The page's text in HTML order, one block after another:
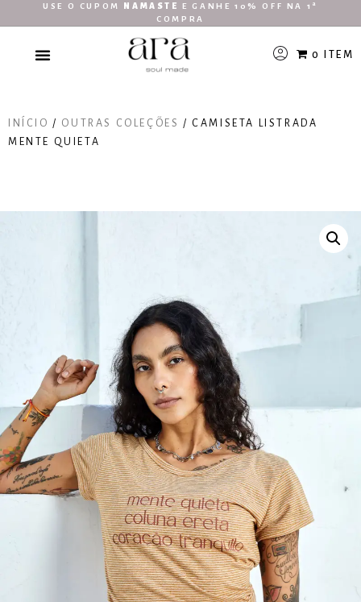
USE O CUPOM NAMASTE
E GANHE 10% OFF NA 1ª
COMPRA
0 ITEM
INÍCIO / OUTRAS COLEÇÕES / CAMISETA LISTRADA
MENTE QUIETA